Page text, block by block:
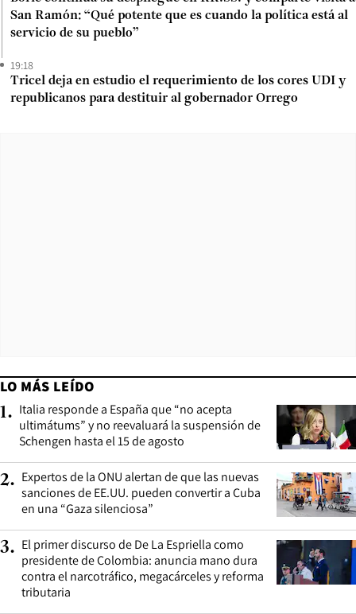
San Ramón: “Qué potente que es cuando la política está al
servicio de su pueblo”
19:18
Tricel deja en estudio el requerimiento de los cores UDI y
republicanos para destituir al gobernador Orrego
LO MÁS LEÍDO
1. Italia responde a España que “no acepta
ultimátums” y no reevaluará la suspensión de
Schengen hasta el 15 de agosto
2. Expertos de la ONU alertan de que las nuevas
sanciones de EE.UU. pueden convertir a Cuba
en una “Gaza silenciosa”
3. El primer discurso de De La Espriella como
presidente de Colombia: anuncia mano dura
contra el narcotráfico, megacárceles y reforma
tributaria